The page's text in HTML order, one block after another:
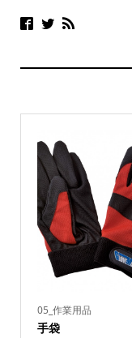
05_作業用品
手袋